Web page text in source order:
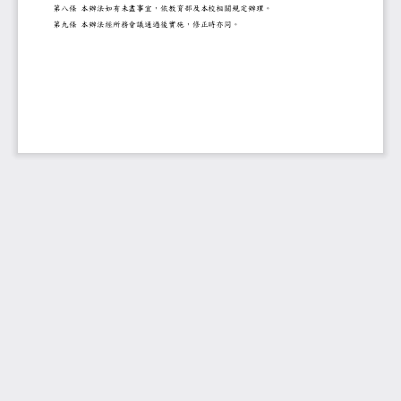
第八條本辦法如有未盡事宜，依教育部及本校
相 關規定辦理。
第九條本辦法經
所務會議通過後實施，修正時亦同。